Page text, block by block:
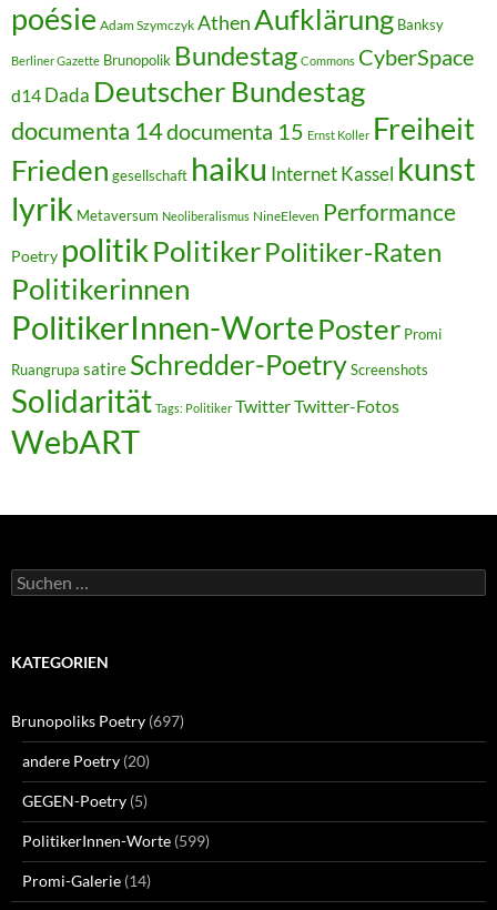
poésie Adam Szymczyk AthenAufklärung Banksy
Berliner Gazette Brunopolik Bundestag Commons CyberSpace
d14 Dada Deutscher Bundestag
documenta 14documenta 15 Ernst Koller Freiheit
Frieden gesellschaft haiku InternetKassel kunst
lyrik Metaversum Neoliberalismus NineEleven Performance
Poetry politikPolitikerPolitiker-Raten
Politikerinnen
PolitikerInnen-Worte Poster Promi
Ruangrupa satire Schredder-PoetryScreenshots
Solidarität Tags: Politiker TwitterTwitter-Fotos
WebART
Suchen
nach:
KATEGORIEN
Brunopoliks Poetry (697)
andere Poetry (20)
GEGEN-Poetry (5)
PolitikerInnen-Worte (599)
Promi-Galerie (14)